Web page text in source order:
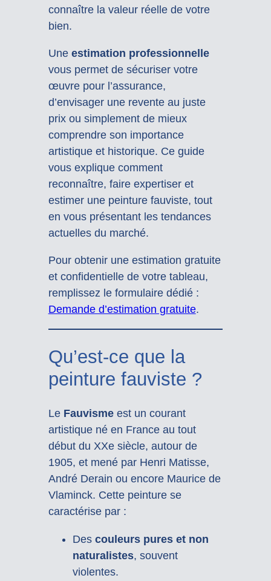
connaître la valeur réelle de votre
bien.
Une estimation professionnelle
vous permet de sécuriser votre
œuvre pour l’assurance,
d’envisager une revente au juste
prix ou simplement de mieux
comprendre son importance
artistique et historique. Ce guide
vous explique comment
reconnaître, faire expertiser et
estimer une peinture fauviste, tout
en vous présentant les tendances
actuelles du marché.
Pour obtenir une estimation gratuite
et confidentielle de votre tableau,
remplissez le formulaire dédié :
Demande d’estimation gratuite.
Qu’est-ce que la
peinture fauviste ?
Le Fauvismeest un courant
artistique né en France au tout
début du XXe siècle, autour de
1905, et mené par Henri Matisse,
André Derain ou encore Maurice de
Vlaminck. Cette peinture se
caractérise par :
Des couleurs pures et non
naturalistes, souvent
violentes.